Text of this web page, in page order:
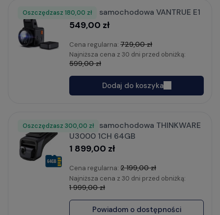
Kamera samochodowa VANTRUE E1
549,00 zł
Oszczędzasz 180,00 zł
Cena regularna: 729,00 zł
Najniższa cena z 30 dni przed obniżką:
599,00 zł
Dodaj do koszyka
Rabat
Kamera samochodowa THINKWARE
U3000 1CH 64GB
1 899,00 zł
Oszczędzasz 300,00 zł
Cena regularna: 2 199,00 zł
Najniższa cena z 30 dni przed obniżką:
1 999,00 zł
Powiadom o dostępności
Rabat